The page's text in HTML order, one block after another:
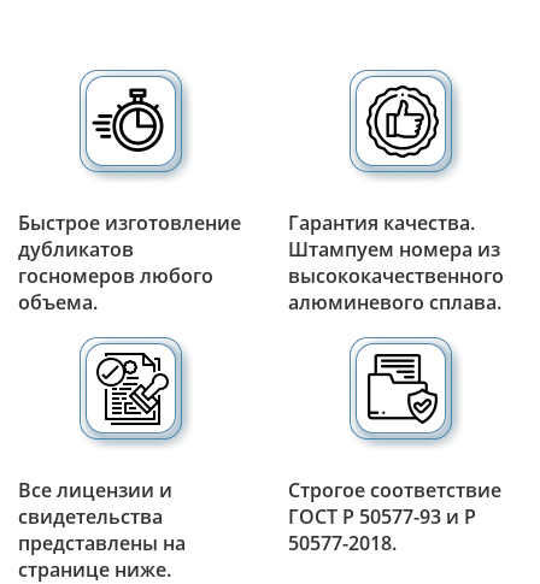
Быстрое изготовление
дубликатов
госномеров любого
объема.
Гарантия качества.
Штампуем номера из
высококачественного
алюминевого сплава.
Все лицензии и
свидетельства
представлены на
странице ниже.
Строгое соответствие
ГОСТ Р 50577-93 и Р
50577-2018.